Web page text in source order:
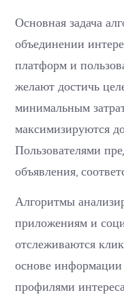
Основная задача
объединении
платформ и
желают достичь
минимальным
максимизируются
Пользователями
объявления,
Алгоритмы
приложениям и
отслеживаются
основе
профилями